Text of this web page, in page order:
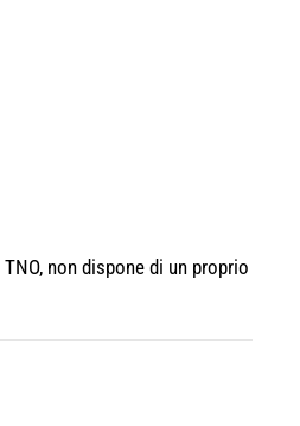
non dispone di un proprio